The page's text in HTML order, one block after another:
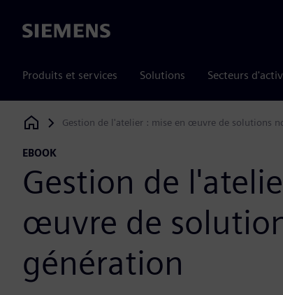
Siemens
Produits et services Solutions Secteurs
Siemens Digital Industries Software
Gestion de l'atelier : mise en œuvre de solutions
EBOOK
Gestion de
œuvre de
génération